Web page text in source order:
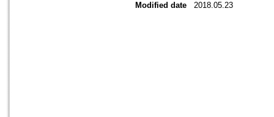
Modified date
2018.05.23